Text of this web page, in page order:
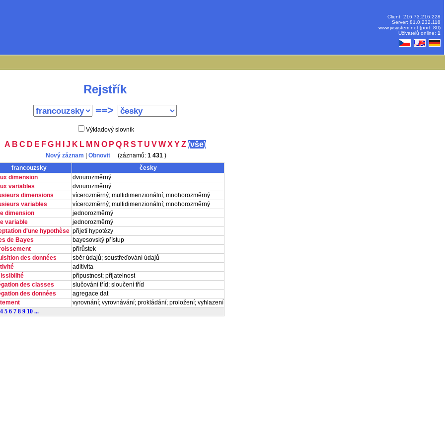
Client: 216.73.216.228
Server: 81.0.232.118
www.jvsystem.net (port: 80)
Uživatelů online: 1
Rejstřík
==>
Výkladový slovník
A B C D E FG H J K L M N O P Q R S T U VWX YZ(vše)
Nový záznam Obnovit (záznamů: 1 431)
francouzsky
česky
dimension
dvourozměrný
variables
dvourozměrný
dimensions
vícerozměrný; multidimenzionální; mnohorozměrný
variables
vícerozměrný; multidimenzionální; mnohorozměrný
dimension
jednorozměrný
variable
jednorozměrný
d'une hypothèse přijetí hypotézy
de Bayes
bayesovský přístup
přírůstek
des données
sběr údajů; soustřeďování údajů
aditivita
přípustnost; přijatelnost
des classes
slučování tříd; sloučení tříd
des données
agregace dat
vyrovnání; vyrovnávání; prokládání; proložení; vyhlazení
4 5 6 7 8 9 10 ...